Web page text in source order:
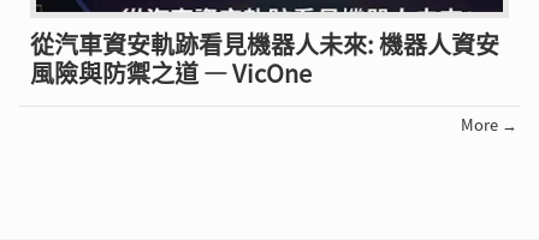
從汽車資安軌跡看見機器人未來: 機器人資安
風險與防禦之道 — VicOne
More →